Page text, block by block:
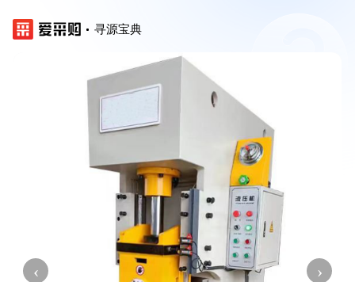
寻源宝典
‹ ›